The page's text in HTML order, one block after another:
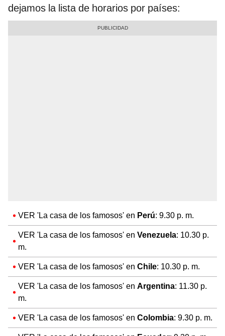
dejamos la lista de horarios por países:
VER 'La casa de los famosos' en Perú: 9.30 p. m.
VER 'La casa de los famosos' en Venezuela: 10.30 p.
m.
VER 'La casa de los famosos' en Chile: 10.30 p. m.
VER 'La casa de los famosos' en Argentina: 11.30 p.
m.
VER 'La casa de los famosos' en Colombia: 9.30 p. m.